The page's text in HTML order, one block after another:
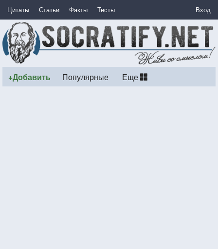
Цитаты Статьи Факты Тесты Вход
+Добавить Популярные Еще